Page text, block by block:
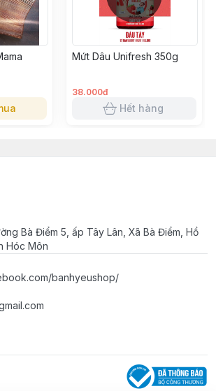
Mứt Dâu Unifresh 350g
38.000đ
Hết hàng
Bà Điểm 5, ấp Tây Lân, Xã Bà Điểm, Hồ
Hóc Môn
banhyeushop/